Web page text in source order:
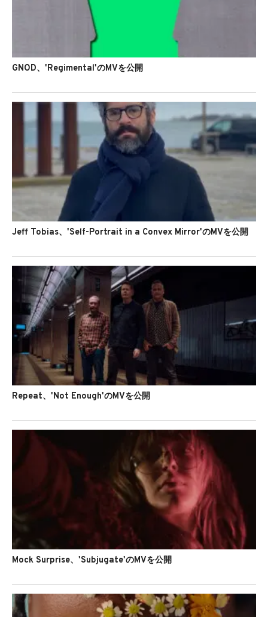
GNOD、'Regimental'のMVを公開
Jeff Tobias、'Self-Portrait in a Convex Mirror'のMVを公開
Repeat、'Not Enough'のMVを公開
Mock Surprise、'Subjugate'のMVを公開